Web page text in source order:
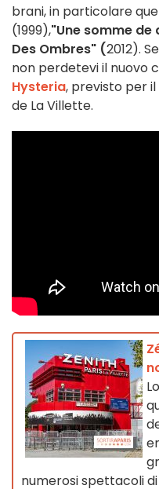
brani, in particolare
(1999),"Une somme de
Des Ombres" (2012).
non perdetevi il nuovo
Hysteria, previsto per il
de La Villette.
numerosi spettacoli